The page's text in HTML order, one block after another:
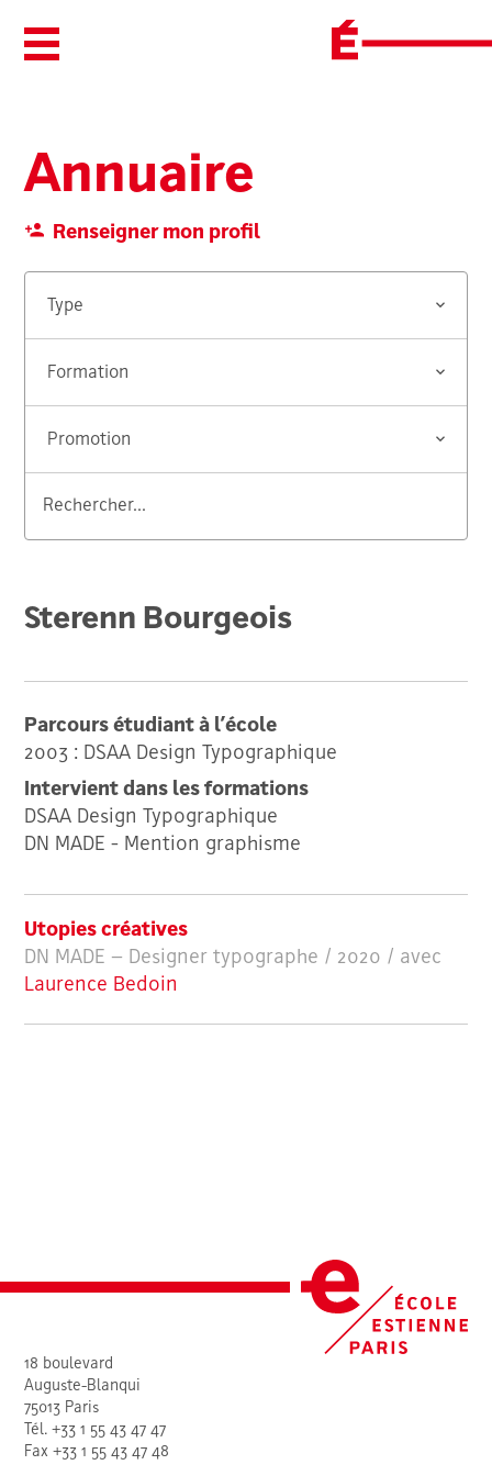
Ouvrir/Fermer le menu
Annuaire
Renseigner mon profil
Sterenn Bourgeois
Parcours étudiant à l’école
2003 : DSAA Design Typographique
Intervient dans les formations
DSAA Design Typographique
DN MADE - Mention graphisme
Utopies créatives
DN MADE – Designer typographe / 2020 / avec
Laurence Bedoin
18 boulevard
Auguste-Blanqui
75013 Paris
Tél. +33 1 55 43 47 47
Fax +33 1 55 43 47 48